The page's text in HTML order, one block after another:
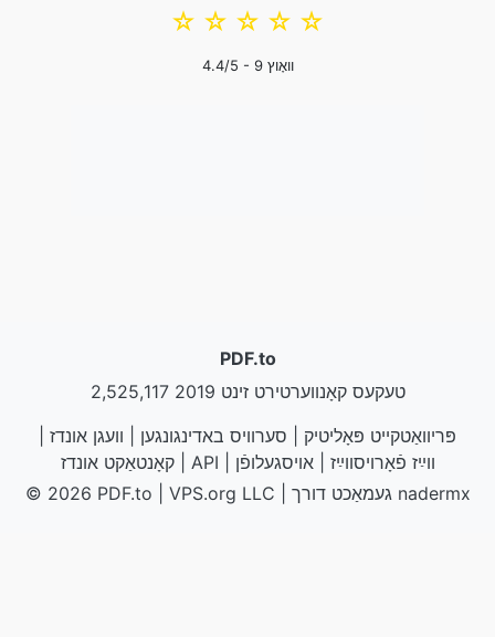
☆
☆
☆
☆
☆
4.4/5 - 9 וואָוץ
PDF.to
2,525,117 טעקעס קאָנווערטירט זינט 2019
פּריוואַטקייט פּאָליטיק
סערוויס באדינגונגען וועגן אונדז
קאָנטאַקט אונדז| API װײַז פֿאָרױסװײַז |אױסגעלופֿן
© 2026 PDF.to
VPS.org LLC | געמאַכט דורך nadermx